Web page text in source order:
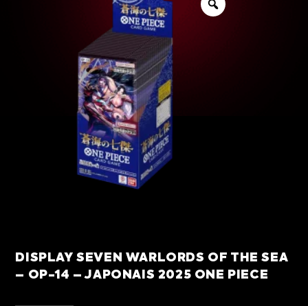
DISPLAY SEVEN WARLORDS OF THE SEA
– OP-14 – JAPONAIS 2025 ONE PIECE